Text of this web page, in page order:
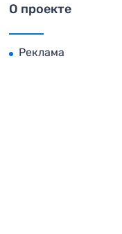
О проекте
Реклама